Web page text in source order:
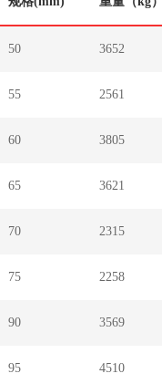
50 3652
55 2561
60 3805
65 3621
70 2315
75 2258
90 3569
95 4510